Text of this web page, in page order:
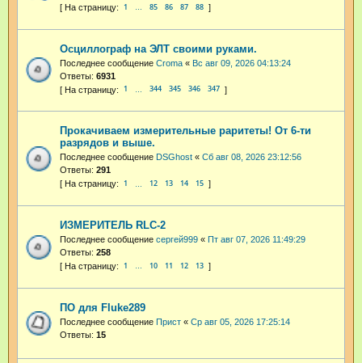
1 … 85 86 87 88
Осциллограф на ЭЛТ своими руками.
Последнее сообщение Croma « Вс авг 09, 2026 04:13:24
Ответы: 6931
1 344 345 346 347
Прокачиваем измерительные раритеты! От 6-ти
разрядов и выше.
Последнее сообщение DSGhost « Сб авг 08, 2026 23:12:56
Ответы: 291
1 12 13 14 15
ИЗМЕРИТЕЛЬ RLC-2
Последнее сообщение сергей999 « Пт авг 07, 2026 11:49:29
Ответы: 258
1 … 10 11 12 13
ПО для Fluke289
Последнее сообщение Прист « Ср авг 05, 2026 17:25:14
Ответы: 15